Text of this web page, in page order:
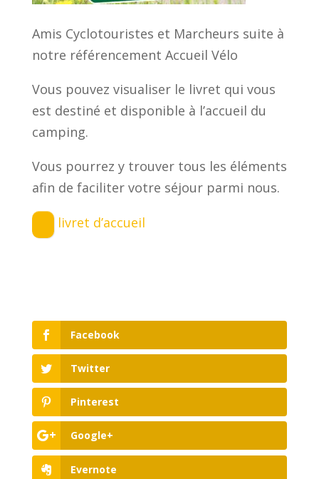
Amis Cyclotouristes et Marcheurs suite à
notre référencement Accueil Vélo
Vous pouvez visualiser le livret qui vous
est destiné et disponible à l’accueil du
camping.
Vous pourrez y trouver tous les éléments
afin de faciliter votre séjour parmi nous.
livret d’accueil
Facebook
Twitter
Pinterest
Google+
Evernote